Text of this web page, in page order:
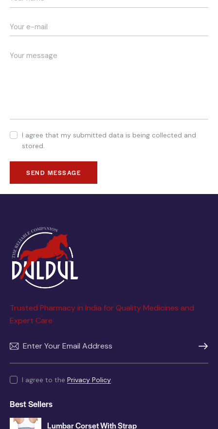
I agree that my submitted data is being collected and
stored.
SEND MESSAGE
Trusted Pharmacy in India for Quality Medicines and
Expert Care
I agree to the Privacy Policy.
Best Sellers
Lumbar Corset With Strap